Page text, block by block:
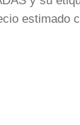
estimado